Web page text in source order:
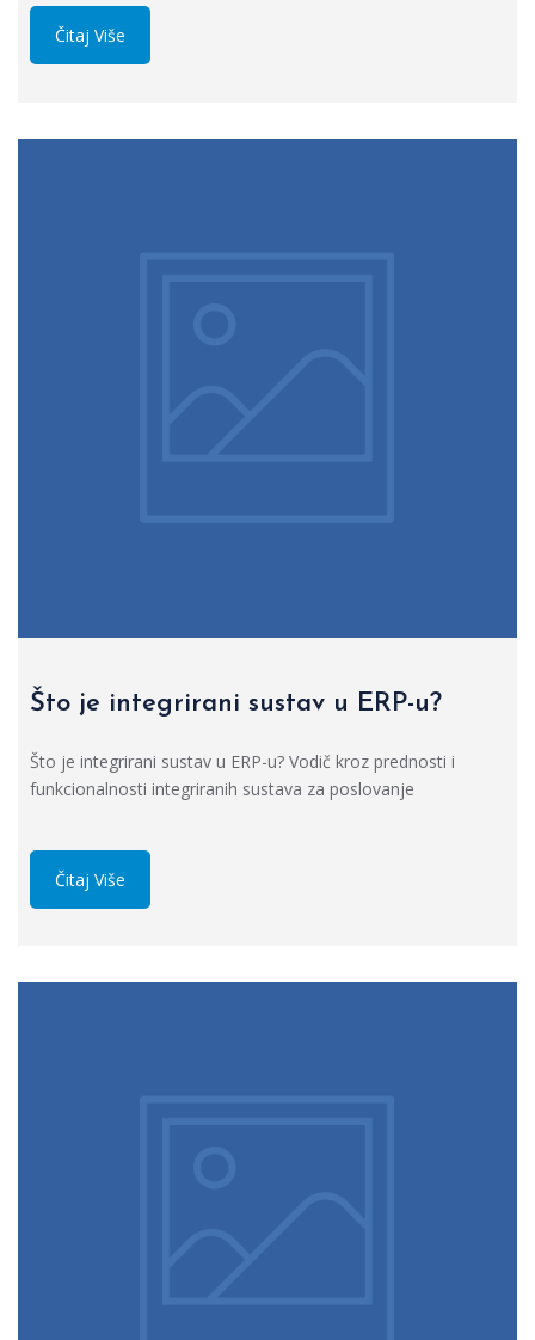
Čitaj Više
Što je integrirani sustav u ERP-u?
Što je integrirani sustav u ERP-u? Vodič kroz prednosti i
funkcionalnosti integriranih sustava za poslovanje
Čitaj Više